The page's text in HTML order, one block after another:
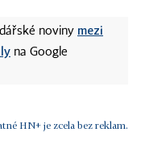
noviny mezi
na Google
HN+ je zcela bez reklam.